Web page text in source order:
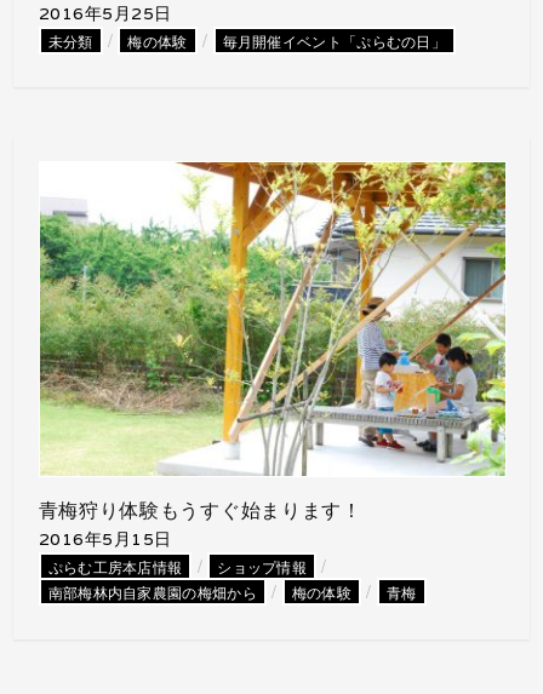
2016年5月25日
未分類 / 梅の体験 / 毎月開催イベント「ぷらむの日」
青梅狩り体験もうすぐ始まります！
2016年5月15日
ぷらむ工房本店情報 / ショップ情報 /
南部梅林内自家農園の梅畑から / 梅の体験 / 青梅